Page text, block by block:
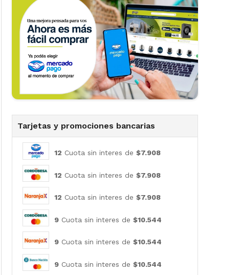
Tarjetas y promociones bancarias
12 Cuota sin interes de $7.908
12 Cuota sin interes de $7.908
12 Cuota sin interes de $7.908
9Cuota sin interes de $10.544
9Cuota sin interes de $10.544
9Cuota sin interes de $10.544